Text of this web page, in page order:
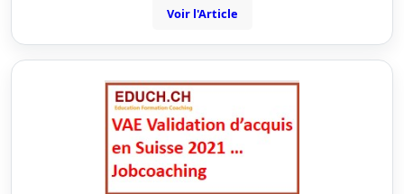
Voir l'Article